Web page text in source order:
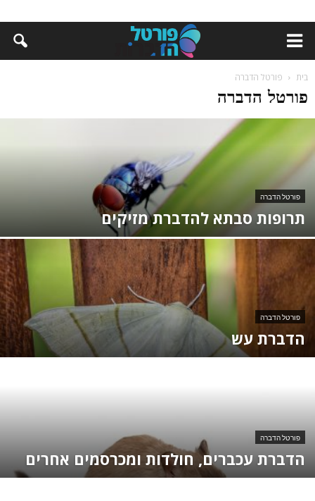
בית פורטל הדברה
פורטל הדברה
פורטל הדברה
תרופות סבתא להדברת מזיקים
פורטל הדברה
הדברת עש
פורטל הדברה
הדברת עכברים, חולדות ומכרסמים אחרים